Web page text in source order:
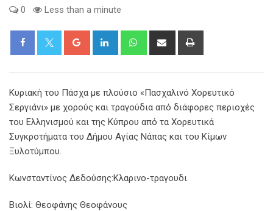
0 Less than a minute
Google+ LinkedIn WhatsappShare
Κυριακή του Πάσχα με πλούσιο «Πασχαλινό Χορευτικό
Σεργιάνι» με χορούς και τραγούδια από διάφορες περιοχές
του Ελληνισμού και της Κύπρου από τα Χορευτικά
Συγκροτήματα του Δήμου Αγίας Νάπας και του Κίμων
Ξυλοτύμπου.
Κωνσταντίνος Δεδούσης:Κλαρινο-τραγουδι
Βιολί: Θεοφάνης Θεοφάνους